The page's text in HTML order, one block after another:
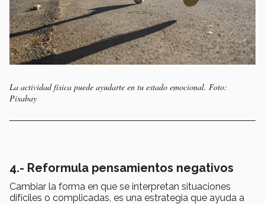
La actividad física puede ayudarte en tu estado emocional. Foto:
Pixabay
4.- Reformula pensamientos negativos
Cambiar la forma en que se interpretan situaciones
difíciles o complicadas, es una estrategia que ayuda a